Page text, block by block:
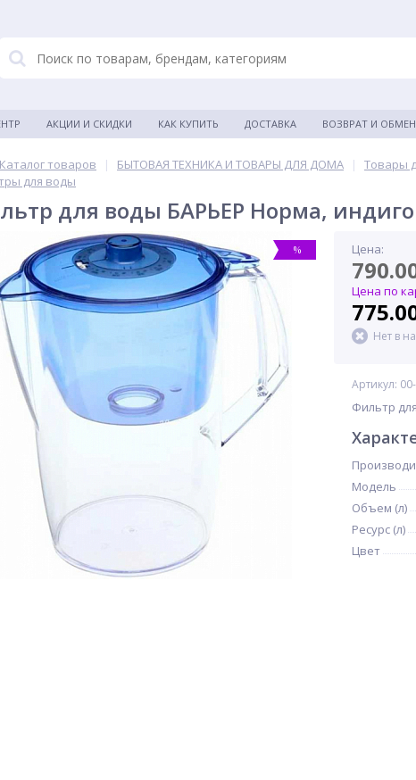
АКЦИИ И СКИДКИ КАК КУПИТЬ ДОСТАВКА ВОЗВРАТ И
Каталог товаров | БЫТОВАЯ ТЕХНИКА И ТОВАРЫ ДЛЯ ДОМА | Товары
для воды
для воды БАРЬЕР Норма, индиго
% Цена:
Цена по
Нет в
Артикул:
Фильтр
Модель
Объем (л)
Ресурс (л)
Цвет